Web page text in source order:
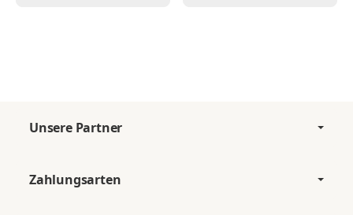
Unsere Partner
Zahlungsarten